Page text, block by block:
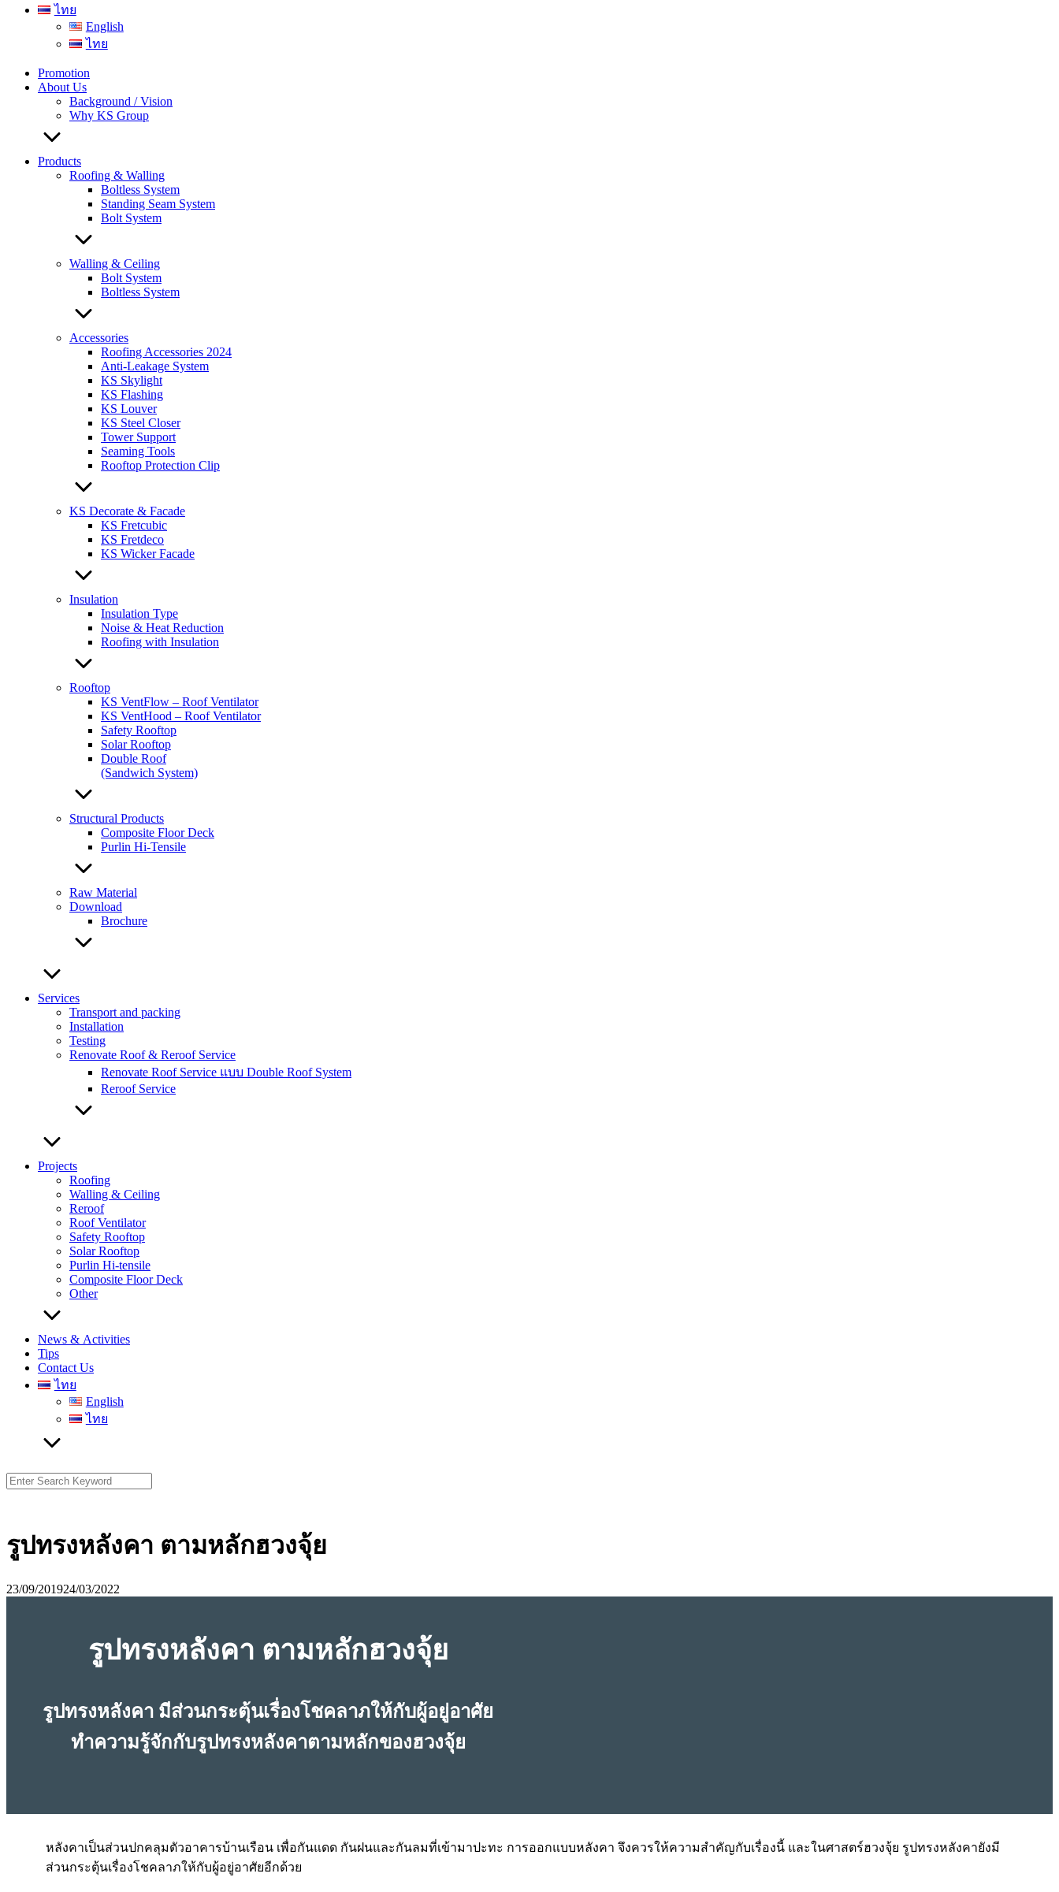
ไทย
English
ไทย
Promotion
About Us
Background / Vision
Why KS Group
Products
Roofing & Walling
Boltless System
Standing Seam System
Bolt System
Walling & Ceiling
Bolt System
Boltless System
Accessories
Roofing Accessories 2024
Anti-Leakage System
KS Skylight
KS Flashing
KS Louver
KS Steel Closer
Tower Support
Seaming Tools
Rooftop Protection Clip
KS Decorate & Facade
KS Fretcubic
KS Fretdeco
KS Wicker Facade
Insulation
Insulation Type
Noise & Heat Reduction
Roofing with Insulation
Rooftop
KS VentFlow – Roof Ventilator
KS VentHood – Roof Ventilator
Safety Rooftop
Solar Rooftop
Double Roof
(Sandwich System)
Structural Products
Composite Floor Deck
Purlin Hi-Tensile
Raw Material
Download
Brochure
Services
Transport and packing
Installation
Testing
Renovate Roof & Reroof Service
Renovate Roof Service แบบ Double Roof System
Reroof Service
Projects
Roofing
Walling & Ceiling
Reroof
Roof Ventilator
Safety Rooftop
Solar Rooftop
Purlin Hi-tensile
Composite Floor Deck
Other
News & Activities
Tips
Contact Us
ไทย
English
ไทย
Search
for:
รูปทรงหลังคา ตามหลักฮวงจุ้ย
23/09/201924/03/2022
รูปทรงหลังคา ตามหลักฮวงจุ้ย
รูปทรงหลังคา มีส่วนกระตุ้นเรื่องโชคลาภให้กับผู้อยู่อาศัย
ทำความรู้จักกับรูปทรงหลังคาตามหลักของฮวงจุ้ย
หลังคาเป็นส่วนปกคลุมตัวอาคารบ้านเรือน เพื่อกันแดด กันฝนและกันลมที่เข้ามาปะทะ การออกแบบหลังคา จึงควรให้ความสำคัญกับเรื่องนี้ และในศาสตร์ฮวงจุ้ย รูปทรงหลังคายังมี
ส่วนกระตุ้นเรื่องโชคลาภให้กับผู้อยู่อาศัยอีกด้วย